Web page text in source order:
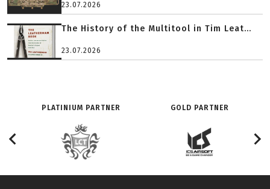
23.07.2026
The History of the Multitool in Tim Leat...
23.07.2026
PLATINIUM PARTNER GOLD PARTNER